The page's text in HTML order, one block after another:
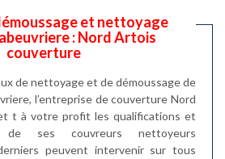
et nettoyage
: Nord Artois
couverture
de nettoyage et de démoussage de
l’entreprise de couverture Nord
t à votre profit les qualifications et
de ses couvreurs nettoyeurs
peuvent intervenir sur tous